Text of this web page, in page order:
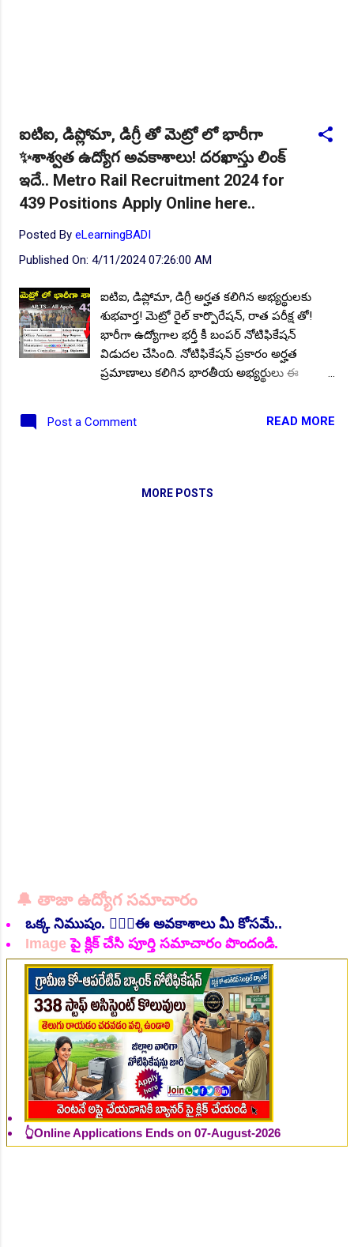
ఐటిఐ, డిప్లోమా, డిగ్రీ తో మెట్రో లో భారీగా
✨శాశ్వత ఉద్యోగ అవకాశాలు! దరఖాస్తు లింక్
ఇదే.. Metro Rail Recruitment 2024 for
439 Positions Apply Online here..
Posted By eLearningBADI
Published On: 4/11/2024 07:26:00 AM
ఐటిఐ, డిప్లోమా, డిగ్రీ అర్హత కలిగిన అభ్యర్థులకు
శుభవార్త! మెట్రో రైల్ కార్పొరేషన్, రాత పరీక్ష తో!
భారీగా ఉద్యోగాల భర్తీ కీ బంపర్ నోటిఫికేషన్
విడుదల చేసింది. నోటిఫికేషన్ ప్రకారం అర్హత
ప్రమాణాలు కలిగిన భారతీయ అభ్యర్థులు ఈ
19.04.2024 న ముగియనుంది.. ఈ నోటిఫికేషన్
ఉత్తర ప్రదేశ్ మెట్రో రైల్ కార్పొరేషన్ లిమిటెడ్ వివిధ
Post a Comment READ MORE
MORE POSTS
🔔 తాజా ఉద్యోగ సమాచారం
ఒక్క నిముషం. 💁🏻‍♂️ఈ అవకాశాలు మీ కోసమే..
Imageపై క్లిక్ చేసి పూర్తి సమాచారం పొందండి.
👆Online Applications Ends on 07-August-2026